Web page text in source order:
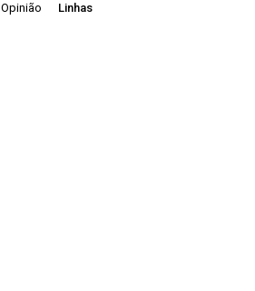
Opinião Linhas